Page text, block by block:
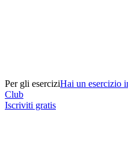
Per gli eserciziHai un esercizio
Club
Iscriviti gratis